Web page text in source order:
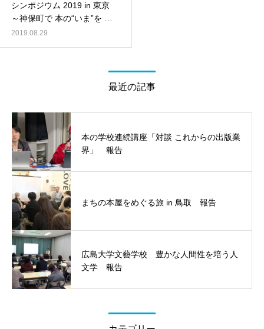
シンポジウム 2019 in 東京
～神保町で 本の“いま”を 語
ろう～
2019.08.29
最近の記事
本の学校連続講座「対談 これからの出版業
界」 報告
まちの本屋をめぐる旅 in 鳥取 報告
広島大学文藝学校 豊かな人間性を培う人
文学 報告